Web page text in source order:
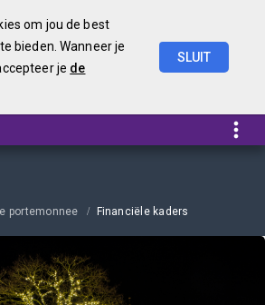
om jou de best
bieden. Wanneer je
je de
SLUIT
portemonnee Financiële kaders